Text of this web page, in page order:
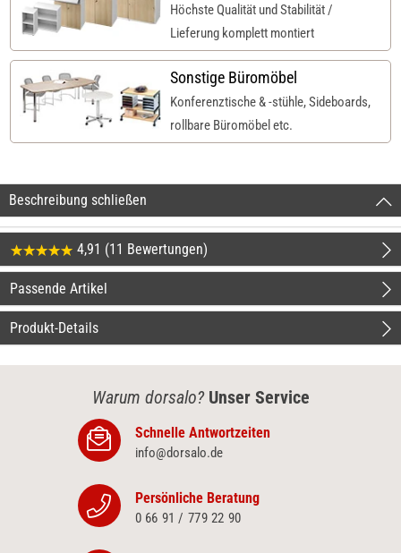
Höchste Qualität und Stabilität /
Lieferung komplett montiert
Sonstige Büromöbel
Konferenztische & -stühle, Sideboards,
rollbare Büromöbel etc.
Beschreibung schließen
4,91 (11 Bewertungen)
Passende Artikel
Produkt-Details
Warum dorsalo? Unser Service
Schnelle Antwortzeiten
info@dorsalo.de
Persönliche Beratung
0 66 91 / 779 22 90